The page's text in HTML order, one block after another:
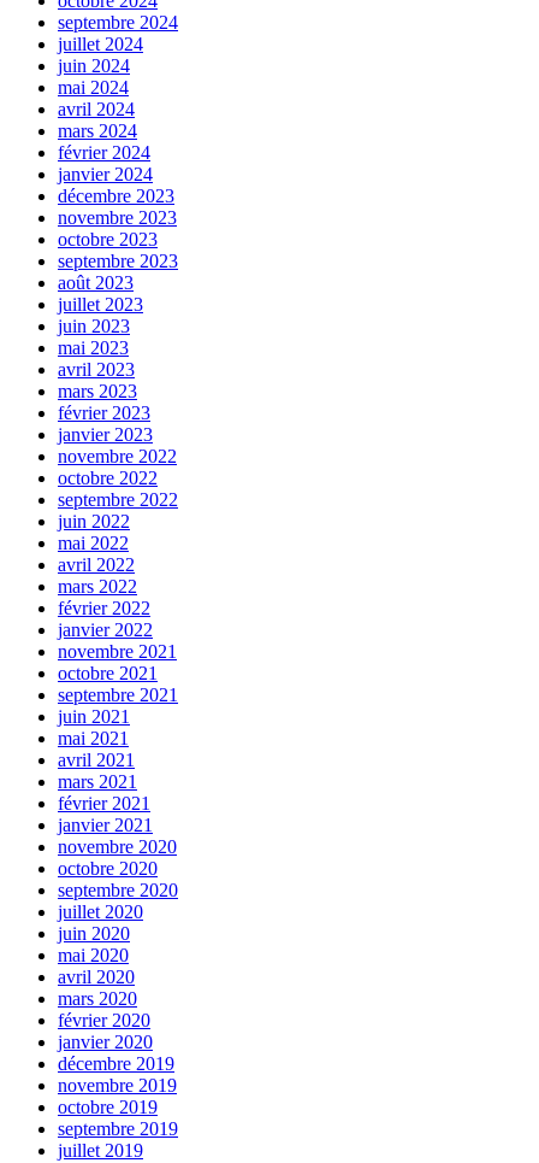
septembre 2024
juillet 2024
juin 2024
mai 2024
avril 2024
mars 2024
février 2024
janvier 2024
décembre 2023
novembre 2023
octobre 2023
septembre 2023
août 2023
juillet 2023
juin 2023
mai 2023
avril 2023
mars 2023
février 2023
janvier 2023
novembre 2022
octobre 2022
septembre 2022
juin 2022
mai 2022
avril 2022
mars 2022
février 2022
janvier 2022
novembre 2021
octobre 2021
septembre 2021
juin 2021
mai 2021
avril 2021
mars 2021
février 2021
janvier 2021
novembre 2020
octobre 2020
septembre 2020
juillet 2020
juin 2020
mai 2020
avril 2020
mars 2020
février 2020
janvier 2020
décembre 2019
novembre 2019
octobre 2019
septembre 2019
juillet 2019